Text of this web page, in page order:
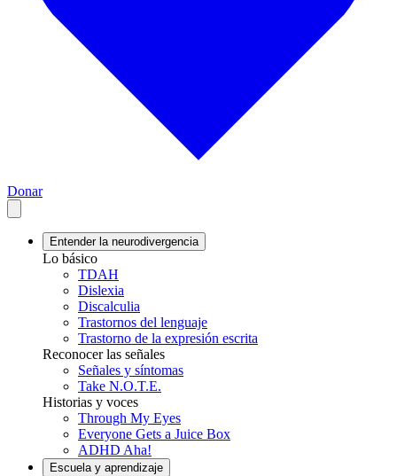
Donar
Entender la neurodivergencia
Lo básico
TDAH
Dislexia
Discalculia
Trastornos del lenguaje
Trastorno de la expresión escrita
Reconocer las señales
Señales y síntomas
Take N.O.T.E.
Historias y voces
Through My Eyes
Everyone Gets a Juice Box
ADHD Aha!
Escuela y aprendizaje